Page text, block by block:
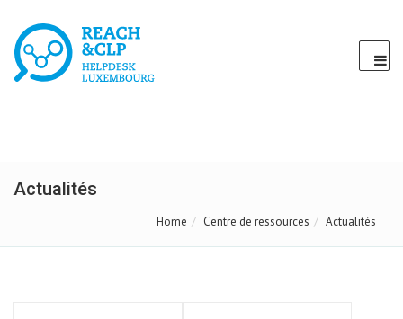
Actualités
Home Centre de ressources Actualités